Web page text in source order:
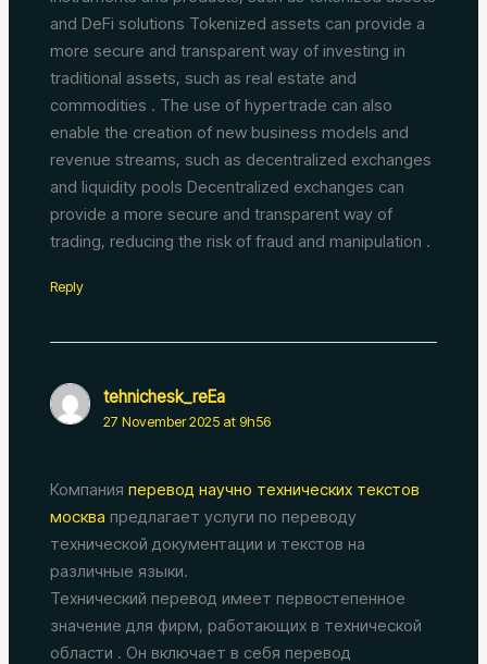
and DeFi solutions Tokenized assets can provide a
more secure and transparent way of investing in
traditional assets, such as real estate and
commodities . The use of hypertrade can also
enable the creation of new business models and
revenue streams, such as decentralized exchanges
and liquidity pools Decentralized exchanges can
provide a more secure and transparent way of
trading, reducing the risk of fraud and manipulation .
Reply
tehnichesk_reEa
27 November 2025 at 9h56
Компания перевод научно технических текстов
москва предлагает услуги по переводу
технической документации и текстов на
различные языки.
Технический перевод имеет первостепенное
значение для фирм, работающих в технической
области . Он включает в себя перевод